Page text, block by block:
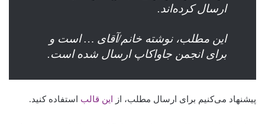
ارسال کرده‌اند.
این مطلب، نوشته خانم/آقای … است و
برای انجمن جاواکاپ ارسال شده است.
پیشنهاد می‌کنیم برای ارسال مطلب، از این قالب استفاده کنید.